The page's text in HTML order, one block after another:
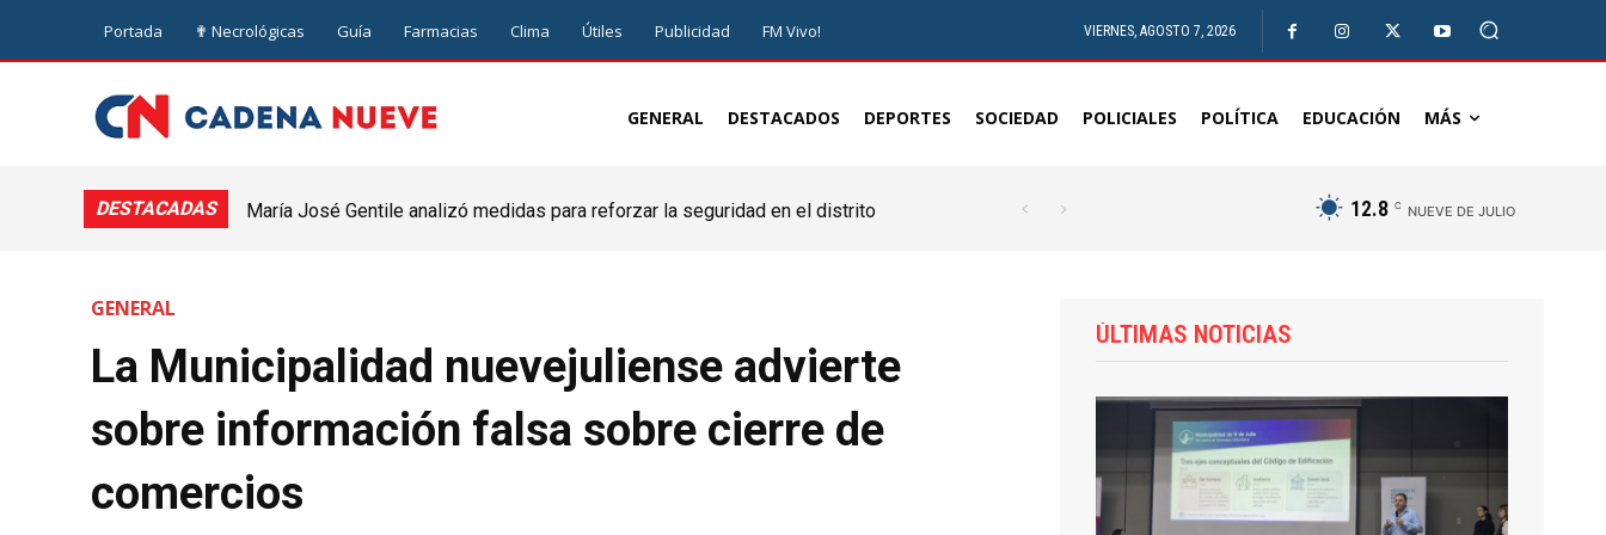
Portada ✟ Necrológicas Guía Farmacias Clima Útiles Publicidad FM Vivo! VIERNES, AGOSTO 7, 2026
GENERAL DESTACADOS DEPORTES SOCIEDAD POLICIALES POLÍTICA EDUCACIÓN MÁS
DESTACADAS
María José Gentile analizó medidas para reforzar la seguridad en el distrito
12.8 C NUEVE DE JULIO
GENERAL
La Municipalidad nuevejuliense advierte
sobre información falsa sobre cierre de
comercios
ÚLTIMAS NOTICIAS